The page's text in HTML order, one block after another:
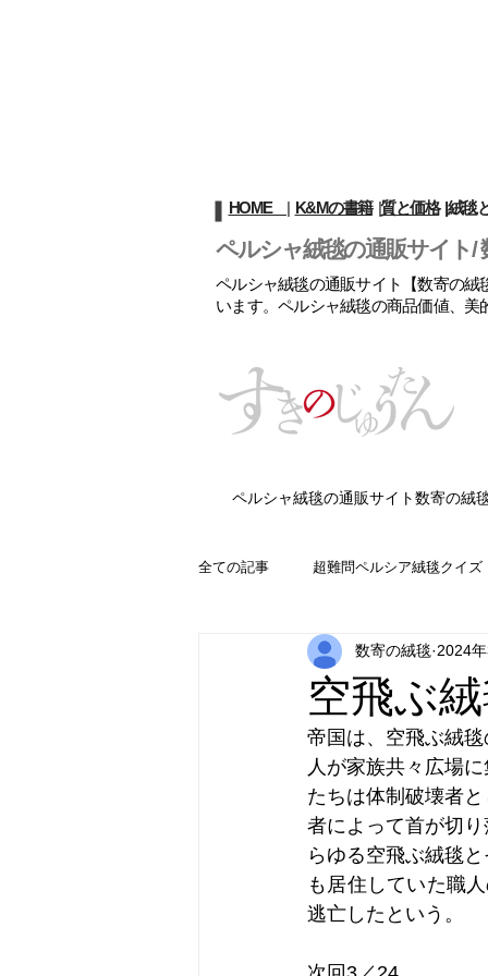
ペルシャ絨毯の通販サイト/
ペルシャ絨毯の通販サイト【数寄の
います。ペルシャ絨毯の商品価値、
HOME | K&Mの書籍|質と価格|絨毯
ペルシャ絨毯の通販サイト数寄の絨
全ての記事 超難問ペルシア絨毯クイズ
空飛ぶ
数寄の絨毯 2024
帝国は、空飛ぶ絨
人が家族共々広場
たちは体制破壊者
者によって首が切
らゆる空飛ぶ絨毯
も居住していた職
逃亡したという。